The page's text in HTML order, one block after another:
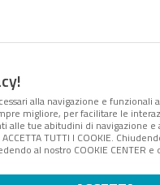
alla navigazione e funzionali
migliore, per facilitare le
alle tue abitudini di navigazione e
TUTTI I COOKIE.
al nostro COOKIE